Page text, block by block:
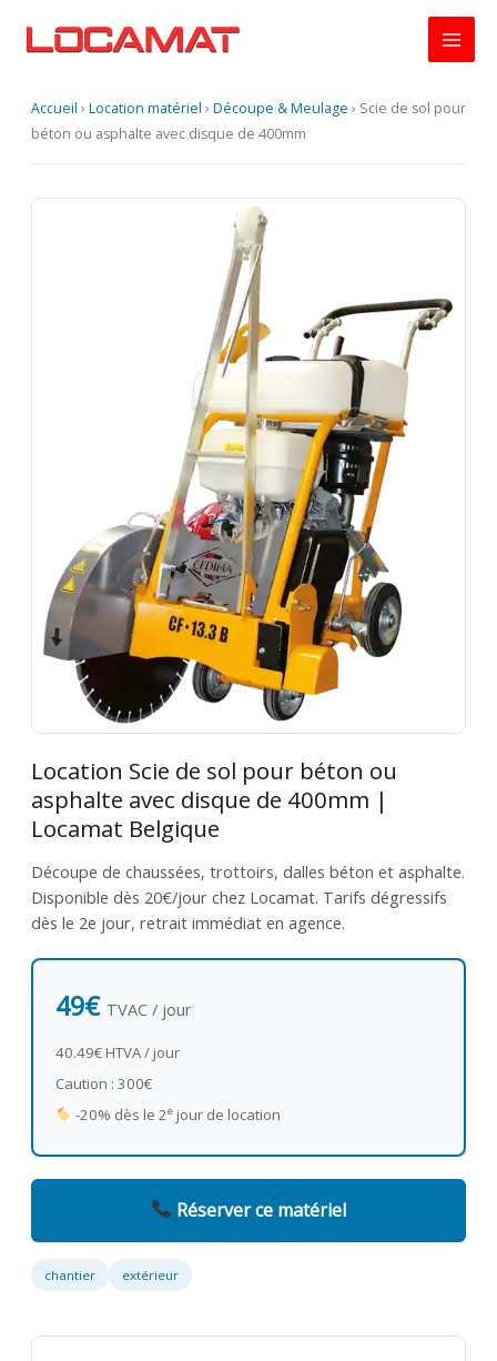
Accueil › Location matériel › Découpe & Meulage › Scie de sol pour
béton ou asphalte avec disque de 400mm
Location Scie de sol pour béton ou
asphalte avec disque de 400mm |
Locamat Belgique
Découpe de chaussées, trottoirs, dalles béton et asphalte.
Disponible dès 20€/jour chez Locamat. Tarifs dégressifs
dès le 2e jour, retrait immédiat en agence.
49€ TVAC / jour
40.49€ HTVA / jour
Caution : 300€
-20% dès le 2ejour de location
Réserver ce matériel
chantier extérieur